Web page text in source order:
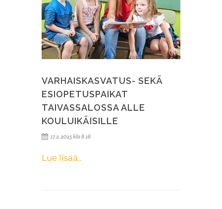
VARHAISKASVATUS- SEKÄ
ESIOPETUSPAIKAT
TAIVASSALOSSA ALLE
KOULUIKÄISILLE
17.2.2025 klo 8.16
Lue lisää..